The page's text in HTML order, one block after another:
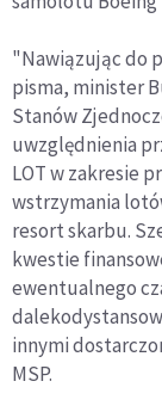
"Nawiązując do
pisma, minister
Stanów
uwzględnienia
LOT w zakresie
wstrzymania
resort skarbu.
kwestie
ewentualnego
innymi
MSP.